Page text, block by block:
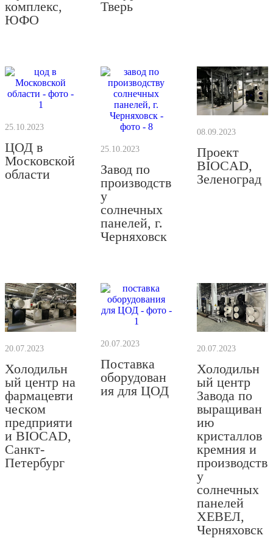
комплекс,
ЮФО
Тверь
25.10.2023
ЦОД в
Московской
области
25.10.2023
Завод по
производств
у
солнечных
панелей, г.
Черняховск
08.09.2023
Проект
BIOCAD,
Зеленоград
20.07.2023
Холодильн
ый центр на
фармацевти
ческом
предприяти
и BIOCAD,
Санкт-
Петербург
20.07.2023
Поставка
оборудован
ия для ЦОД
20.07.2023
Холодильн
ый центр
Завода по
выращиван
ию
кристаллов
кремния и
производств
у
солнечных
панелей
ХЕВЕЛ,
Черняховск